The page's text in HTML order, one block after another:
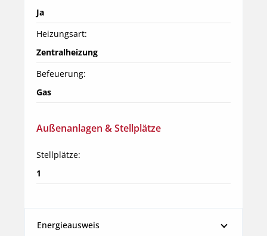
Ja
Heizungsart:
Zentralheizung
Befeuerung:
Gas
Außenanlagen & Stellplätze
Stellplätze:
1
Energieausweis